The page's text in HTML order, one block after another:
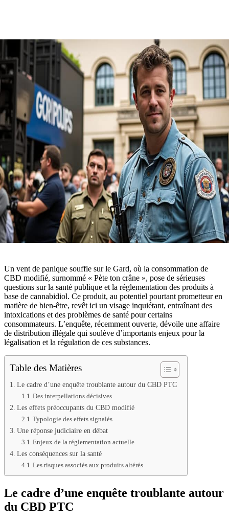
Un vent de panique souffle sur le Gard, où la consommation de
CBD modifié, surnommé « Pète ton crâne », pose de sérieuses
questions sur la santé publique et la réglementation des produits à
base de cannabidiol. Ce produit, au potentiel pourtant prometteur en
matière de bien-être, revêt ici un visage inquiétant, entraînant des
intoxications et des problèmes de santé pour certains
consommateurs. L’enquête, récemment ouverte, dévoile une affaire
de distribution illégale qui soulève d’importants enjeux pour la
légalisation et la régulation de ces substances.
Table des Matières
Le cadre d’une enquête troublante autour du CBD PTC
Des interpellations décisives
Les effets préoccupants du CBD modifié
Typologie des effets signalés
Une réponse judiciaire en débat
Enjeux de la réglementation actuelle
Les conséquences sur la santé
Les risques associés aux produits altérés
Le cadre d’une enquête troublante autour
du CBD PTC